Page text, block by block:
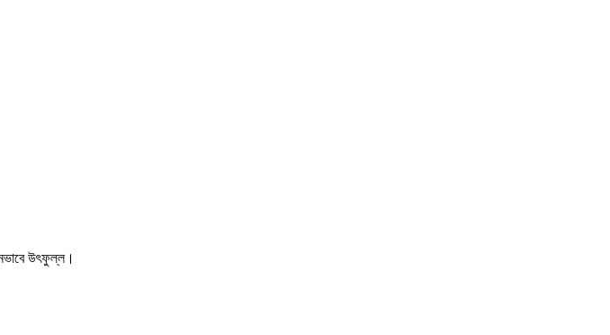
উৎফুল্ল।